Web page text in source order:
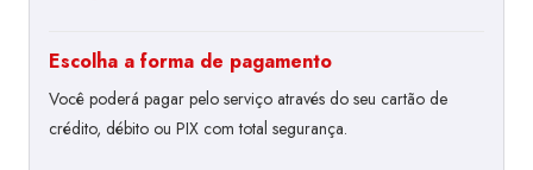
Escolha a forma de pagamento
Você poderá pagar pelo serviço através do seu cartão de
crédito, débito ou PIX com total segurança.